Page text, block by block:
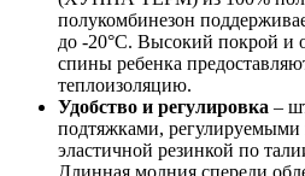
полукомбинезон
до -20°C. Высокий покрой и
спины ребенка
теплоизоляцию.
Удобство и регулировка –
подтяжками, регулируемыми
эластичной резинкой по
Длинная молния спереди